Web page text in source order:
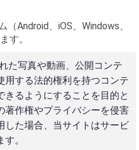
Android、iOS、Windows、
す。
た写真や動画、公開コンテ
用する法的権利を持つコンテ
きるようにすることを目的と
著作権やプライバシーを侵害
した場合、当サイトはサービ
。